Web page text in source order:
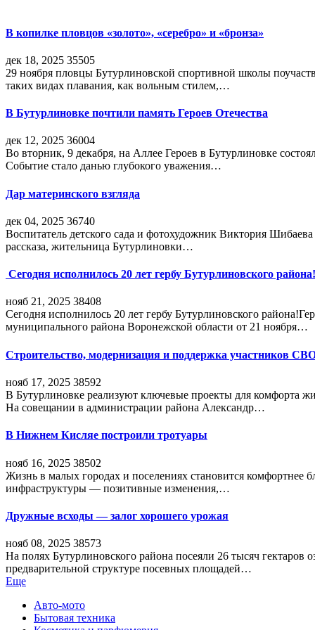
В копилке пловцов «золото», «серебро» и «бронза»
дек 18, 2025 35505
29 ноября пловцы Бутурлиновской спортивной школы
таких видах плавания, как вольным стилем,…
В Бутурлиновке почтили память Героев Отечества
дек 12, 2025 36004
Во вторник, 9 декабря, на Аллее Героев в Бутурлиновке
Событие стало данью глубокого уважения…
Дар материнского взгляда
дек 04, 2025 36740
Воспитатель детского сада и фотохудожник Виктория
рассказа, жительница Бутурлиновки…
Сегодня исполнилось 20 лет гербу Бутурлиновского района!
нояб 21, 2025 38408
Сегодня исполнилось 20 лет гербу Бутурлиновского
муниципального района Воронежской области от 21 ноября…
Строительство, модернизация и поддержка участников
нояб 17, 2025 38592
В Бутурлиновке реализуют ключевые проекты для комфорта
На совещании в администрации района Александр…
В Нижнем Кисляе построили тротуары
нояб 16, 2025 38502
Жизнь в малых городах и поселениях становится комфортнее
инфраструктуры — позитивные изменения,…
Дружные всходы — залог хорошего урожая
нояб 08, 2025 38573
На полях Бутурлиновского района посеяли 26 тысяч
предварительной структуре посевных площадей…
Еще
Авто-мото
Бытовая техника